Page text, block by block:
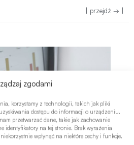
zgodami
korzystamy z technologii, takich jak pliki
dostępu do informacji o urządzeniu.
przetwarzać dane, takie jak zachowanie
identyfikatory na tej stronie. Brak wyrażenia
wpłynąć na niektóre cechy i funkcje.
| przejdź → |